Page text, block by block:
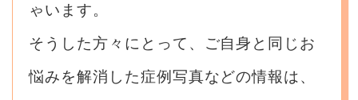
ゃいます。
そうした方々にとって、ご自身と同じお
悩みを解消した症例写真などの情報は、